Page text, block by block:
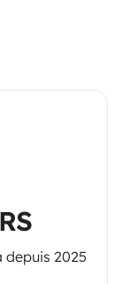
depuis 2025